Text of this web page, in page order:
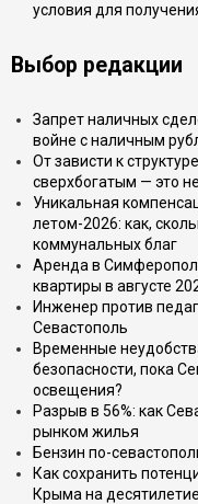
условия для
Выбор редакции
Запрет наличных
войне с наличным
От зависти к
сверхбогатым — это
Уникальная
летом-2026: как,
коммунальных благ
Аренда в
квартиры в августе
Инженер против
Севастополь
Временные
безопасности, пока
освещения?
Разрыв в 56%: как
рынком жилья
Бензин по-
Как сохранить
Крыма на